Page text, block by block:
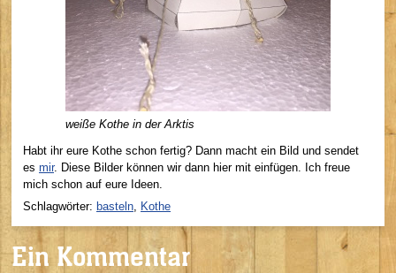
weiße Kothe in der Arktis
Habt ihr eure Kothe schon fertig? Dann macht ein Bild und sendet
es mir. Diese Bilder können wir dann hier mit einfügen. Ich freue
mich schon auf eure Ideen.
Schlagwörter: basteln, Kothe
Ein Kommentar